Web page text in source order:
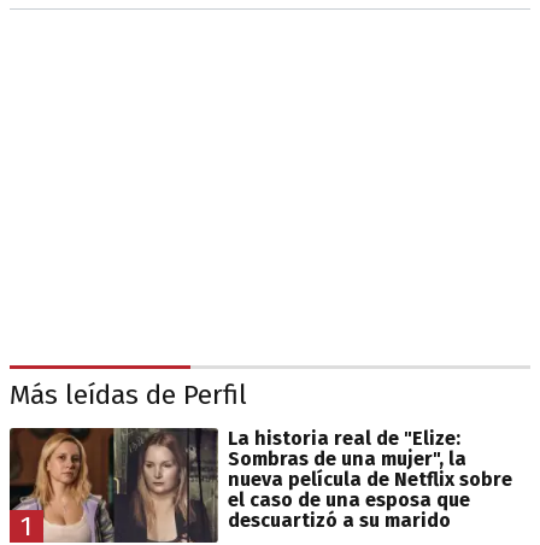
Más leídas de Perfil
1
La historia real de "Elize:
Sombras de una mujer", la
nueva película de Netflix sobre
el caso de una esposa que
descuartizó a su marido